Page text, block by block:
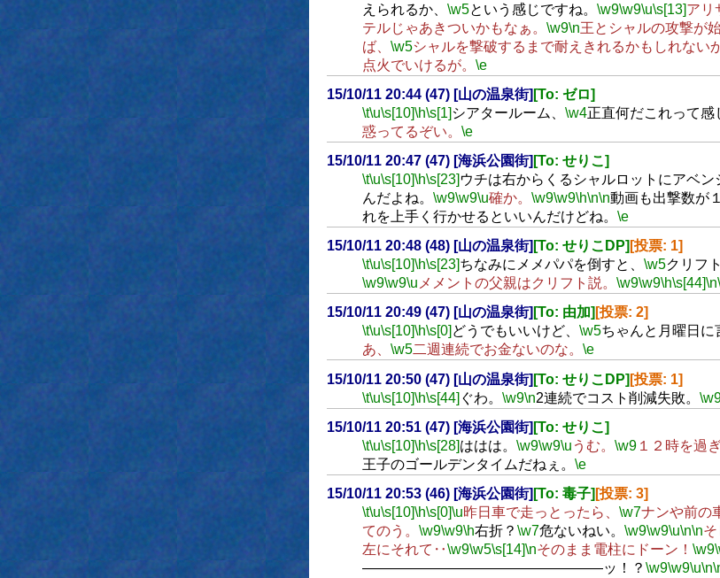
えられるか、 \w5という感じですね。 \w9\w9\u\s[13]アリ
テルじゃあきついかもなぁ。 \w9\n王とシャルの攻撃が
ば、 \w5シャルを撃破するまで耐えきれるかもしれない
点火でいけるが。 \e
15/10/11 20:44 (47) [山の温泉街] [To: ゼロ]
\t\u\s[10]\h\s[1] シアタールーム、 \w4正直何だこれって感
惑ってるぞい。 \e
15/10/11 20:47 (47) [海浜公園街] [To: せりこ]
\t\u\s[10]\h\s[23] ウチは右からくるシャルロットにアベン
んだよね。 \w9\w9\u確か。 \w9\w9\h\n\n動画も出撃数が
れを上手く行かせるといいんだけどね。 \e
15/10/11 20:48 (48) [山の温泉街] [To: せりこDP] [投票: 1]
\t\u\s[10]\h\s[23]ちなみにメメパパを倒すと、 \w5クリフ
\w9\w9\u メメントの父親はクリフト説。 \w9\w9\h\s[44]\n
15/10/11 20:49 (47) [山の温泉街] [To: 由加] [投票: 2]
\t\u\s[10] \h\s[0] どうでもいいけど、 \w5ちゃんと月曜日に
あ、 \w5二週連続でお金ないのな。 \e
15/10/11 20:50 (47) [山の温泉街] [To: せりこDP] [投票: 1]
\t\u\s[10]\h\s[44] ぐわ。 \w9\n2連続でコスト削減失敗。
15/10/11 20:51 (47) [海浜公園街] [To: せりこ]
\t\u\s[10]\h\s[28]ははは。 \w9\w9\u うむ。 \w9１２時を過
王子のゴールデンタイムだねぇ。 \e
15/10/11 20:53 (46) [海浜公園街] [To: 毒子] [投票: 3]
\t\u\s[10]\h\s[0]\u昨日車で走っとったら、 \w7ナンや前の
てのう。 \w9\w9\h右折？ \w7危ないねい。 \w9\w9\u\n\n
左にそれて‥\w9\w5\s[14]\nそのまま電柱にドーン！ \w9
―――――――――――――――――ッ！？ \w9\w9\u\n